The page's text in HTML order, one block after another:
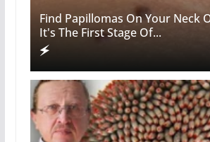
Find Papillomas On Your Neck
It's The First Stage Of...